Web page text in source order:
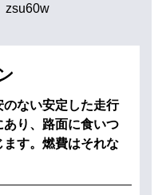
ない安定した走行
り、路面に食いつ
す。燃費はそれな